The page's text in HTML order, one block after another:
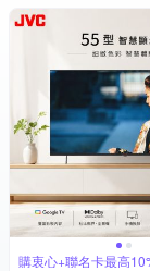
購衷心+聯名卡最高